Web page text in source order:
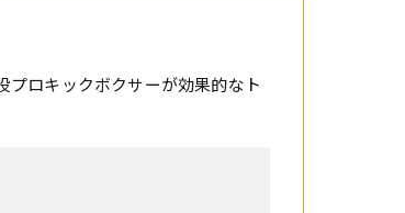
ロキックボクサーが効果的なト